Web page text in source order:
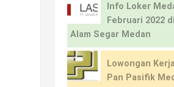
Info Loker
Februari 2022
Alam Segar Medan
Lowongan
Pan Pasifik